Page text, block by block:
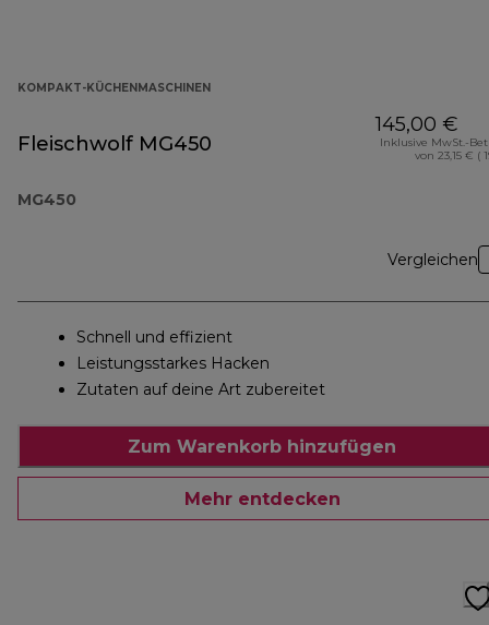
KOMPAKT-KÜCHENMASCHINEN
Fleischwolf MG450
MG450
145,00 €
Inklusive MwSt.-
von 23,15 € (
Vergleichen
Schnell und effizient
Leistungsstarkes Hacken
Zutaten auf deine Art zubereitet
Zum Warenkorb hinzufügen
Mehr entdecken